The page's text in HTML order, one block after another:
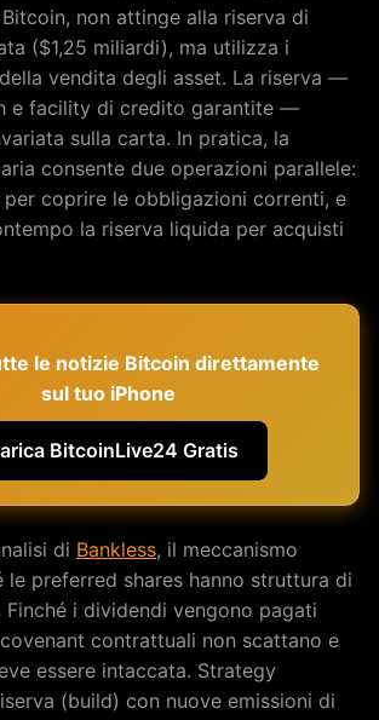
non attinge alla riserva di
($1,25 miliardi), ma utilizza i
vendita degli asset. La riserva —
e facility di credito garantite —
sulla carta. In pratica, la
consente due operazioni parallele:
coprire le obbligazioni correnti, e
la riserva liquida per acquisti
le notizie Bitcoin direttamente
sul tuo iPhone
BitcoinLive24 Gratis
di Bankless, il meccanismo
le preferred shares hanno struttura di
i dividendi vengono pagati
contrattuali non scattano e
essere intaccata. Strategy
(build) con nuove emissioni di